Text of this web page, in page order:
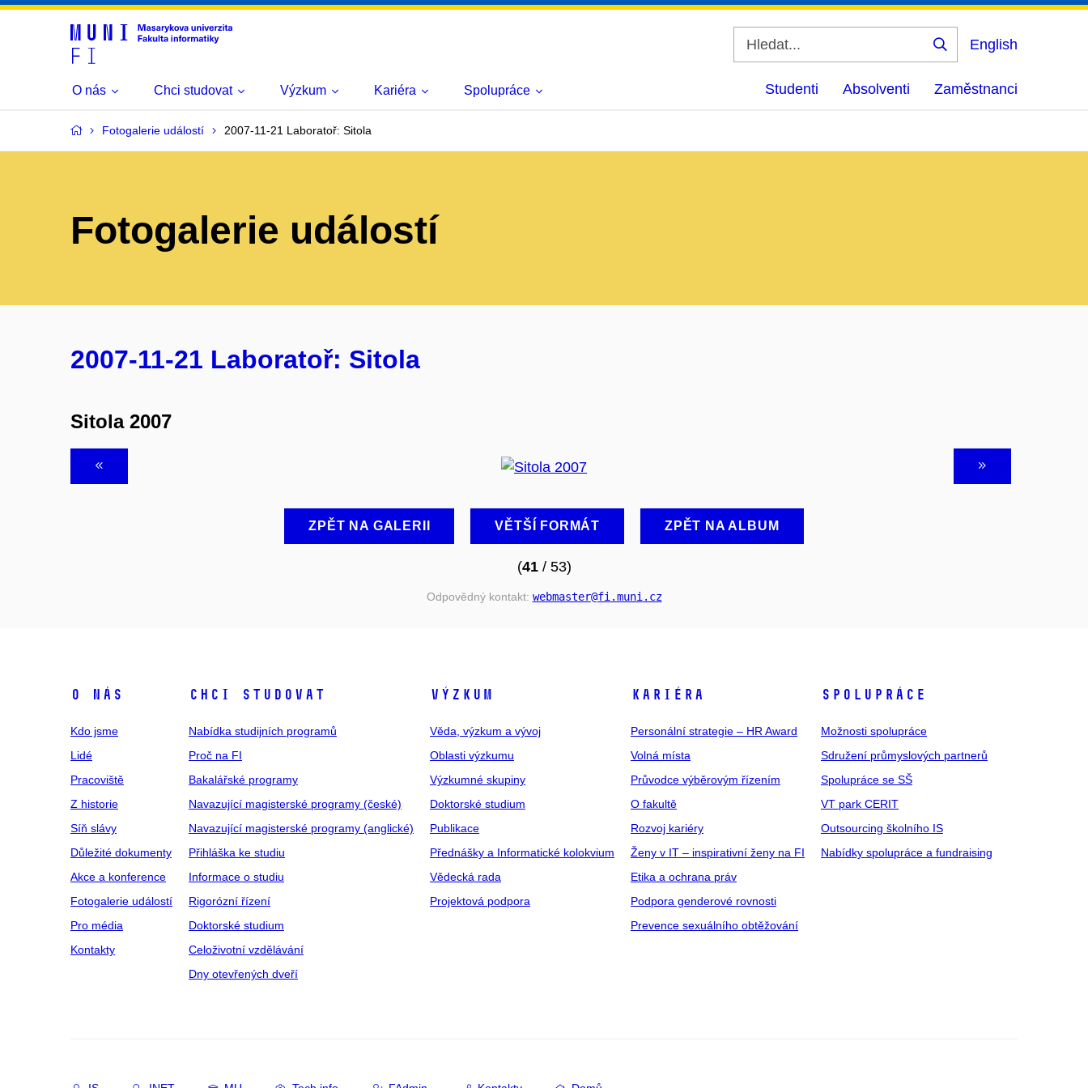
Vyhledat
English
O nás Chci studovat Výzkum Kariéra Spolupráce Studenti Absolventi Zaměstnanci
Fotogalerie událostí 2007-11-21 Laboratoř: Sitola
Fotogalerie událostí
2007-11-21 Laboratoř: Sitola
Sitola 2007
ZPĚT NA GALERII VĚTŠÍ FORMÁT ZPĚT NA ALBUM
(41/ 53)
Odpovědný kontakt: webmaster@fi .muni .cz
O NÁS
Kdo jsme
Lidé
Pracoviště
Z historie
Síň slávy
Důležité dokumenty
Akce a konference
Fotogalerie událostí
Pro média
Kontakty
CHCI STUDOVAT
Nabídka studijních programů
Proč na FI
Bakalářské programy
Navazující magisterské programy (české)
Navazující magisterské programy (anglické)
Přihláška ke studiu
Informace o studiu
Rigorózní řízení
Doktorské studium
Celoživotní vzdělávání
Dny otevřených dveří
VÝZKUM
Věda, výzkum a vývoj
Oblasti výzkumu
Výzkumné skupiny
Doktorské studium
Publikace
Přednášky a Informatické kolokvium
Vědecká rada
Projektová podpora
KARIÉRA
Personální strategie – HR Award
Volná místa
Průvodce výběrovým řízením
O fakultě
Rozvoj kariéry
Ženy v IT – inspirativní ženy na FI
Etika a ochrana práv
Podpora genderové rovnosti
Prevence sexuálního obtěžování
SPOLUPRÁCE
Možnosti spolupráce
Sdružení průmyslových partnerů
Spolupráce se SŠ
VT park CERIT
Outsourcing školního IS
Nabídky spolupráce a fundraising